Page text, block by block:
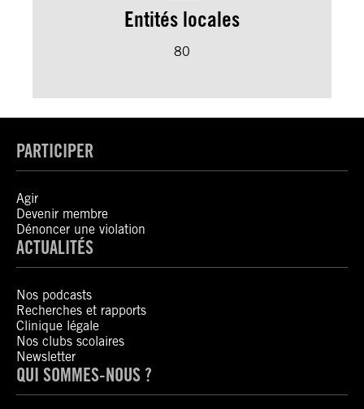
Entités locales
80
PARTICIPER
Agir
Devenir membre
Dénoncer une violation
ACTUALITÉS
Nos podcasts
Recherches et rapports
Clinique légale
Nos clubs scolaires
Newsletter
QUI SOMMES-NOUS ?